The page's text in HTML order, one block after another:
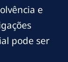
e
pode ser